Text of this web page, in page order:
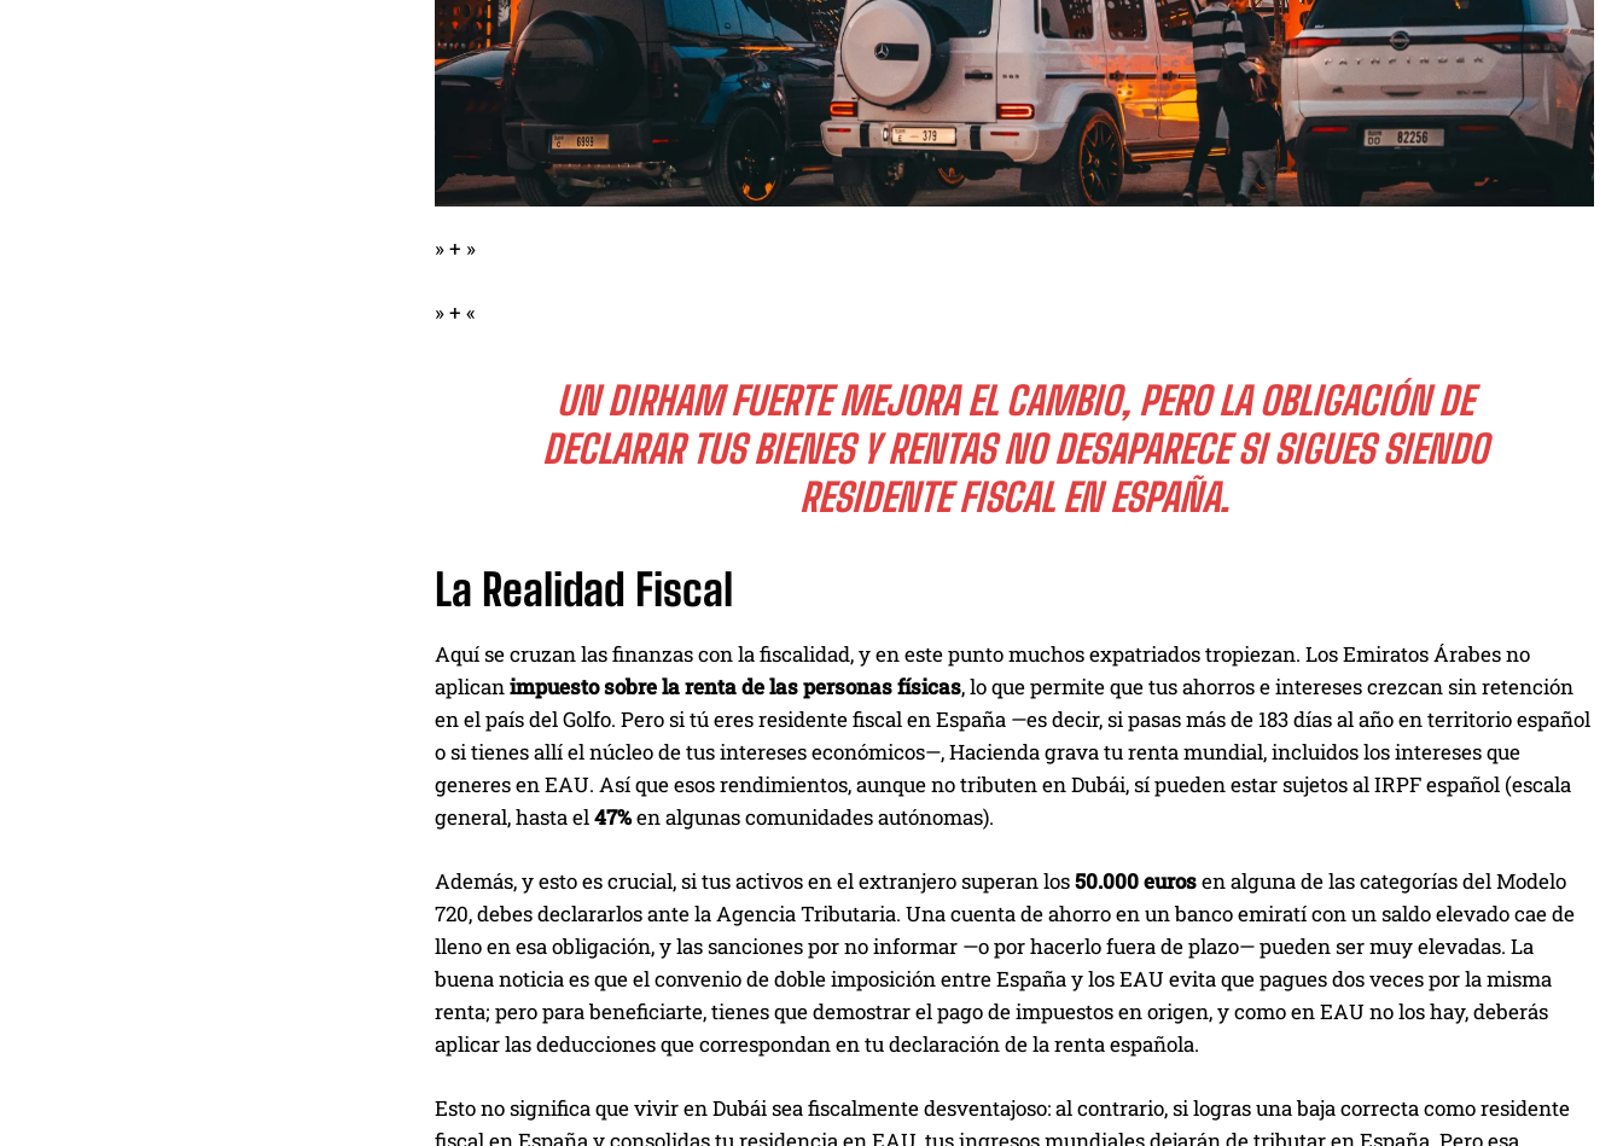
» + »
» + «
UN DIRHAM FUERTE MEJORA EL CAMBIO, PERO LA OBLIGACIÓN DE
DECLARAR TUS BIENES Y RENTAS NO DESAPARECE SI SIGUES SIENDO
RESIDENTE FISCAL EN ESPAÑA.
La Realidad Fiscal
Aquí se cruzan las finanzas con la fiscalidad, y en este punto muchos expatriados tropiezan. Los Emiratos Árabes no
aplicanimpuesto sobre la renta de las personas físicas, lo que permite que tus ahorros e intereses crezcan sin retención
en el país del Golfo. Pero si tú eres residente fiscal en España —es decir, si pasas más de 183 días al año en territorio español
o si tienes allí el núcleo de tus intereses económicos—, Hacienda grava tu renta mundial, incluidos los intereses que
generes en EAU. Así que esos rendimientos, aunque no tributen en Dubái, sí pueden estar sujetos al IRPF español (escala
general, hasta el47%en algunas comunidades autónomas).
Además, y esto es crucial, si tus activos en el extranjero superan los50.000 eurosen alguna de las categorías del Modelo
720, debes declararlos ante la Agencia Tributaria. Una cuenta de ahorro en un banco emiratí con un saldo elevado cae de
lleno en esa obligación, y las sanciones por no informar —o por hacerlo fuera de plazo— pueden ser muy elevadas. La
buena noticia es que el convenio de doble imposición entre España y los EAU evita que pagues dos veces por la misma
renta; pero para beneficiarte, tienes que demostrar el pago de impuestos en origen, y como en EAU no los hay, deberás
aplicar las deducciones que correspondan en tu declaración de la renta española.
Esto no significa que vivir en Dubái sea fiscalmente desventajoso: al contrario, si logras una baja correcta como residente